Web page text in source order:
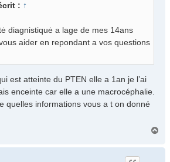
: ↑
diagnistiquė a lage de mes 14ans
aider en repondant a vos questions
est atteinte du PTEN elle a 1an je l’ai
enceinte car elle a une macrocéphalie.
quelles informations vous a t on donné
u